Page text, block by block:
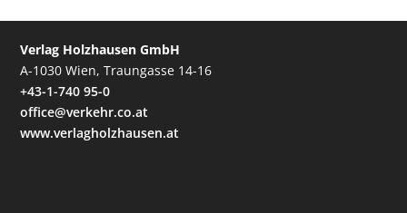
Verlag Holzhausen GmbH
A-1030 Wien, Traungasse 14-16
+43-1-740 95-0
office@verkehr.co.at
www.verlagholzhausen.at